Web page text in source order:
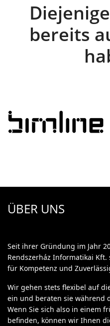
bereits
ÜBER UNS
Seit ihrer Gründung im Jahr
Rendszerház Informatikai
für Kompetenz und
Wir gehen stets flexibel auf
ein und beraten sie während
Wenn Sie sich also in einem
befinden, können wir Ihnen